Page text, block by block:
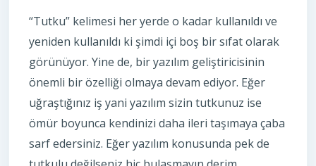
“Tutku” kelimesi her yerde o kadar kullanıldı ve
yeniden kullanıldı ki şimdi içi boş bir sıfat olarak
görünüyor. Yine de, bir yazılım geliştiricisinin
önemli bir özelliği olmaya devam ediyor. Eğer
uğraştığınız iş yani yazılım sizin tutkunuz ise
ömür boyunca kendinizi daha ileri taşımaya çaba
sarf edersiniz. Eğer yazılım konusunda pek de